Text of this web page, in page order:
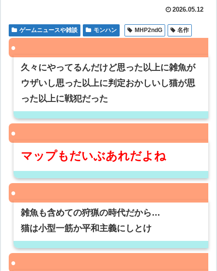
2026.05.12
ゲームニュースや雑談 モンハン MHP2ndG 名作
久々にやってるんだけど思った以上に雑魚が
ウザいし思った以上に判定おかしいし猫が思
った以上に戦犯だった
マップもだいぶあれだよね
雑魚も含めての狩猟の時代だから…
猫は小型一筋か平和主義にしとけ